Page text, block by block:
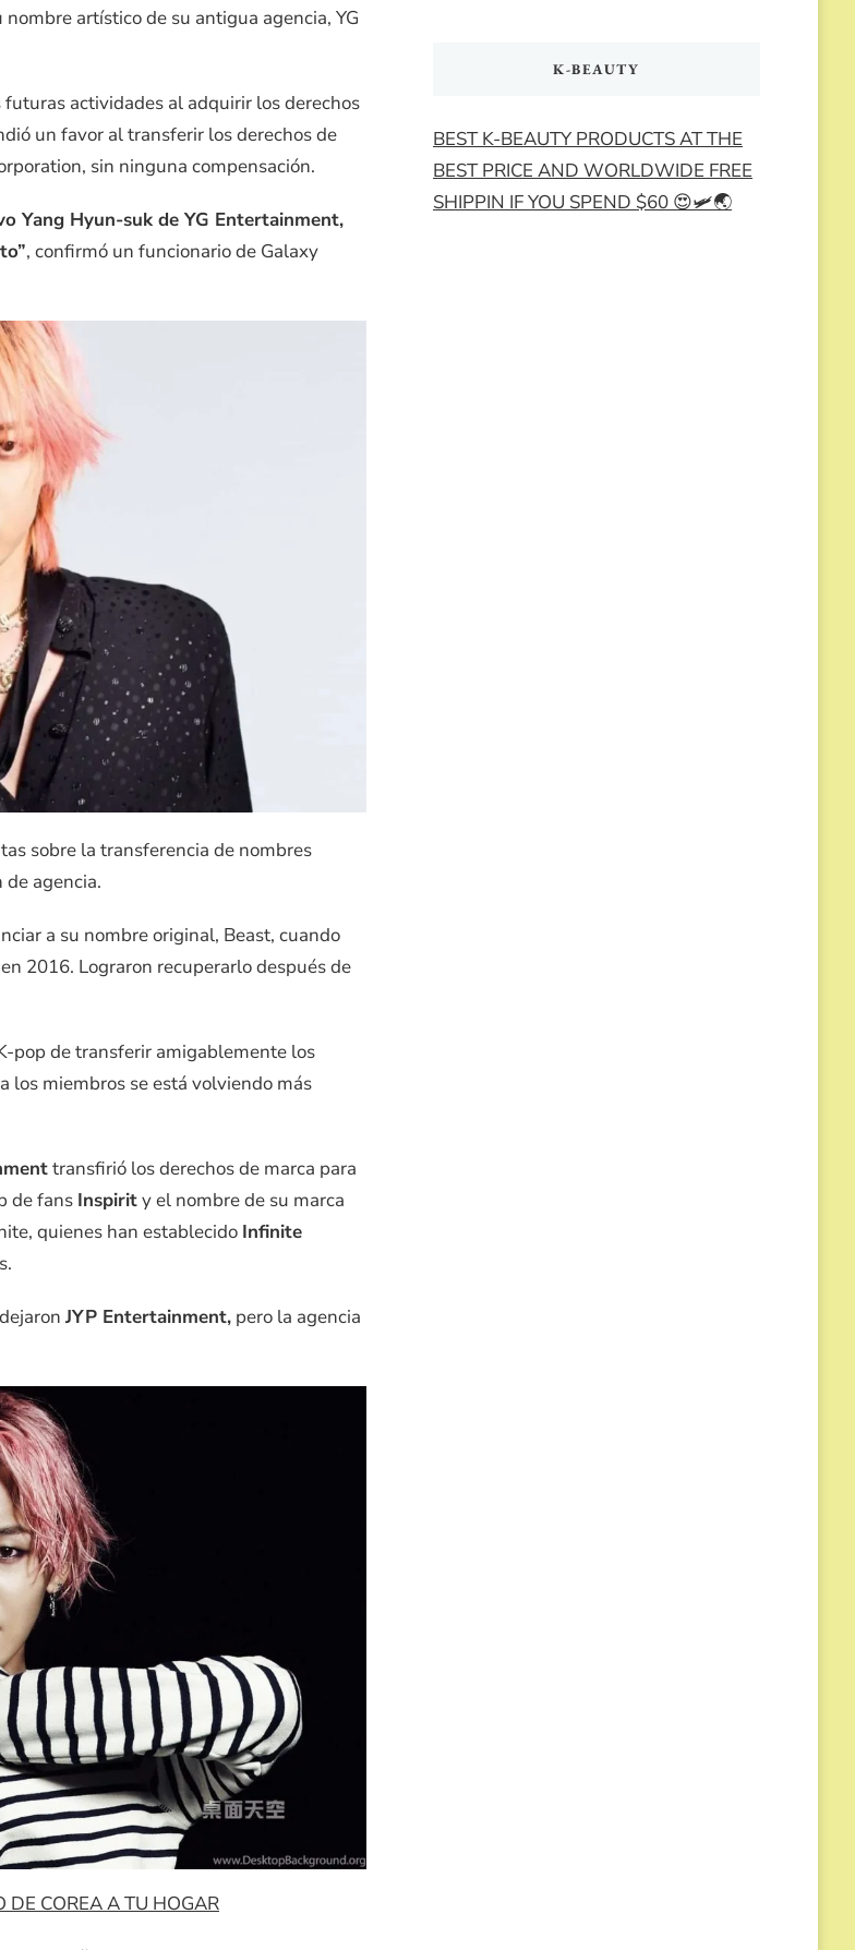
artístico de su antigua agencia, YG
actividades al adquirir los derechos
un favor al transferir los derechos de
sin ninguna compensación.
Yang Hyun-suk de YG Entertainment,
, confirmó un funcionario de Galaxy
sobre la transferencia de nombres
agencia.
a su nombre original, Beast, cuando
2016. Lograron recuperarlo después de
pop de transferir amigablemente los
los miembros se está volviendo más
transfirió los derechos de marca para
de fans Inspirity el nombre de su marca
quienes han establecido Infinite
JYP Entertainment,pero la agencia
DE COREA A TU HOGAR
K-BEAUTY
BEST K-BEAUTY PRODUCTS AT THE
BEST PRICE AND WORLDWIDE FREE
SHIPPIN IF YOU SPEND $60 😍🛩️🌏